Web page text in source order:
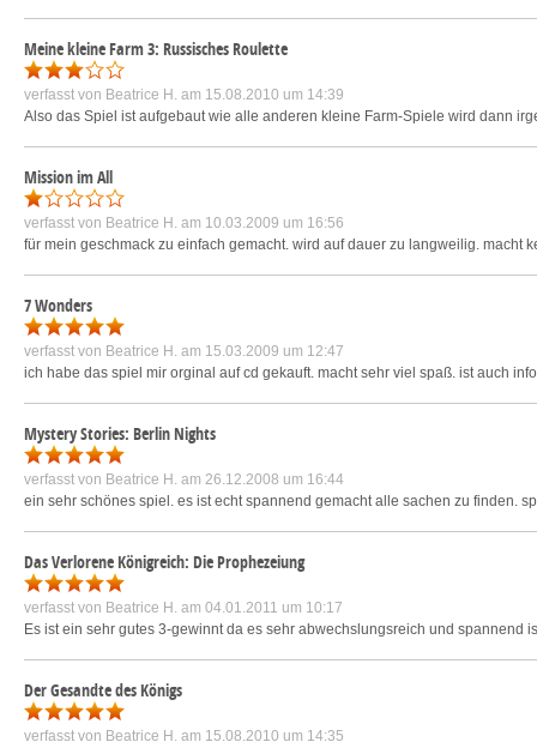
Meine kleine Farm 3: Russisches Roulette
verfasst von Beatrice H. am 15.08.2010 um 14:39
Also das Spiel ist aufgebaut wie alle anderen kleine Farm-Spiele wird dann
Mission im All
verfasst von Beatrice H. am 10.03.2009 um 16:56
für mein geschmack zu einfach gemacht. wird auf dauer zu langweilig. macht
7 Wonders
verfasst von Beatrice H. am 15.03.2009 um 12:47
ich habe das spiel mir orginal auf cd gekauft. macht sehr viel spaß. ist auch
Mystery Stories: Berlin Nights
verfasst von Beatrice H. am 26.12.2008 um 16:44
ein sehr schönes spiel. es ist echt spannend gemacht alle sachen zu finden.
Das Verlorene Königreich: Die Prophezeiung
verfasst von Beatrice H. am 04.01.2011 um 10:17
Es ist ein sehr gutes 3-gewinnt da es sehr abwechslungsreich und
Der Gesandte des Königs
verfasst von Beatrice H. am 15.08.2010 um 14:35